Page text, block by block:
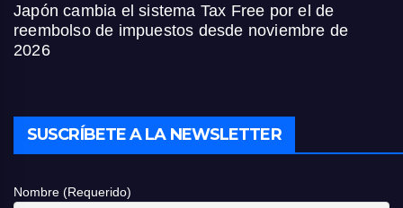
Japón cambia el sistema Tax Free por el de
reembolso de impuestos desde noviembre de
2026
SUSCRÍBETE A LA NEWSLETTER
Nombre (Requerido)